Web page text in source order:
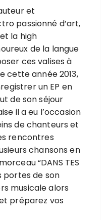
et
passionné d’art,
la high
de la langue
ces valises à
cette année 2013,
un EP en
de son séjour
il a eu l’occasion
de chanteurs et
rencontres
chansons en
“DANS TES
portes de son
musicale alors
préparez vos